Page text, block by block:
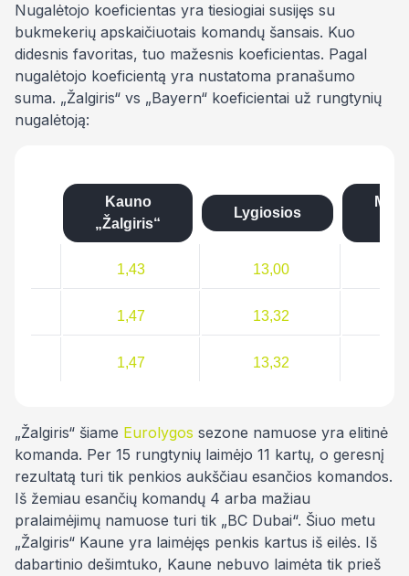
Nugalėtojo koeficientas yra tiesiogiai susijęs su
bukmekerių apskaičiuotais komandų šansais. Kuo
didesnis favoritas, tuo mažesnis koeficientas. Pagal
nugalėtojo koeficientą yra nustatoma pranašumo
suma. „Žalgiris“ vs „Bayern“ koeficientai už rungtynių
nugalėtoją:
Kauno
„Žalgiris“
Lygiosios
1,43 13,00
1,47 13,32
1,47 13,32
„Žalgiris“ šiame Eurolygos sezone namuose yra elitinė
komanda. Per 15 rungtynių laimėjo 11 kartų, o geresnį
rezultatą turi tik penkios aukščiau esančios komandos.
Iš žemiau esančių komandų 4 arba mažiau
pralaimėjimų namuose turi tik „BC Dubai“. Šiuo metu
„Žalgiris“ Kaune yra laimėjęs penkis kartus iš eilės. Iš
dabartinio dešimtuko, Kaune nebuvo laimėta tik prieš